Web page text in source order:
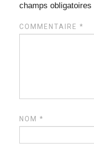
champs
COMMENTAIRE*
NOM*